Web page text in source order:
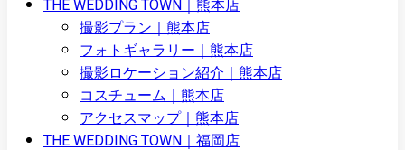
THE WEDDING TOWN｜熊本店
撮影プラン｜熊本店
フォトギャラリー｜熊本店
撮影ロケーション紹介｜熊本店
コスチューム｜熊本店
アクセスマップ｜熊本店
THE WEDDING TOWN｜福岡店